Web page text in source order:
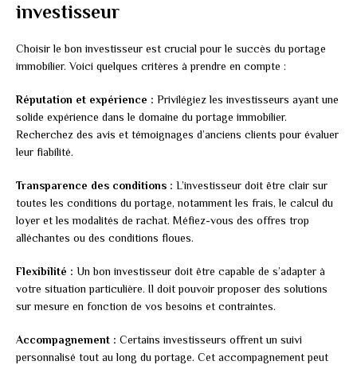
investisseur
Choisir le bon investisseur est crucial pour le succès du portage
immobilier. Voici quelques critères à prendre en compte :
Réputation et expérience : Privilégiez les investisseurs ayant une
solide expérience dans le domaine du portage immobilier.
Recherchez des avis et témoignages d’anciens clients pour évaluer
leur fiabilité.
Transparence des conditions : L’investisseur doit être clair sur
toutes les conditions du portage, notamment les frais, le calcul du
loyer et les modalités de rachat. Méfiez-vous des offres trop
alléchantes ou des conditions floues.
Flexibilité : Un bon investisseur doit être capable de s’adapter à
votre situation particulière. Il doit pouvoir proposer des solutions
sur mesure en fonction de vos besoins et contraintes.
Accompagnement : Certains investisseurs offrent un suivi
personnalisé tout au long du portage. Cet accompagnement peut